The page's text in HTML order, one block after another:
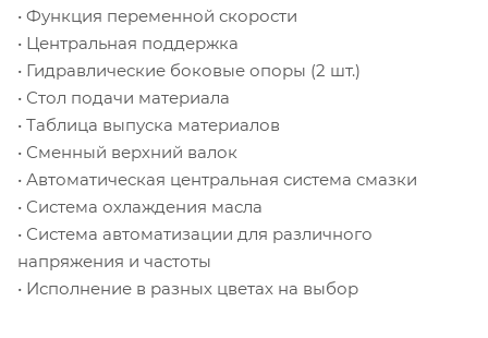
• Функция переменной скорости
• Центральная поддержка
• Гидравлические боковые опоры (2 шт.)
• Стол подачи материала
• Таблица выпуска материалов
• Сменный верхний валок
• Автоматическая центральная система смазки
• Система охлаждения масла
• Система автоматизации для различного
напряжения и частоты
• Исполнение в разных цветах на выбор